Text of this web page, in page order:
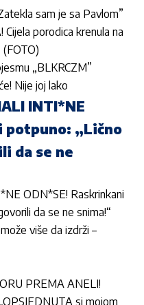
sam je sa Pavlom”
Cijela porodica krenula na
(FOTO)
„BLKRCZM”
Nije joj lako
INTI*NE
potpuno: „Lično
da se ne
ODN*SE! Raskrinkani
da se ne snima!“
više da izdrži –
PREMA ANELI!
si mojom